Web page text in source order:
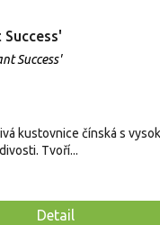
Success'
Detail
kustovnice čínská s
Tvoří...